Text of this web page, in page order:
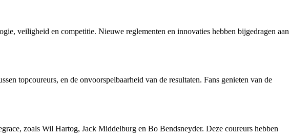
veiligheid en competitie. Nieuwe reglementen en innovaties hebben bijgedragen aan
topcoureurs, en de onvoorspelbaarheid van de resultaten. Fans genieten van de
zoals Wil Hartog, Jack Middelburg en Bo Bendsneyder. Deze coureurs hebben